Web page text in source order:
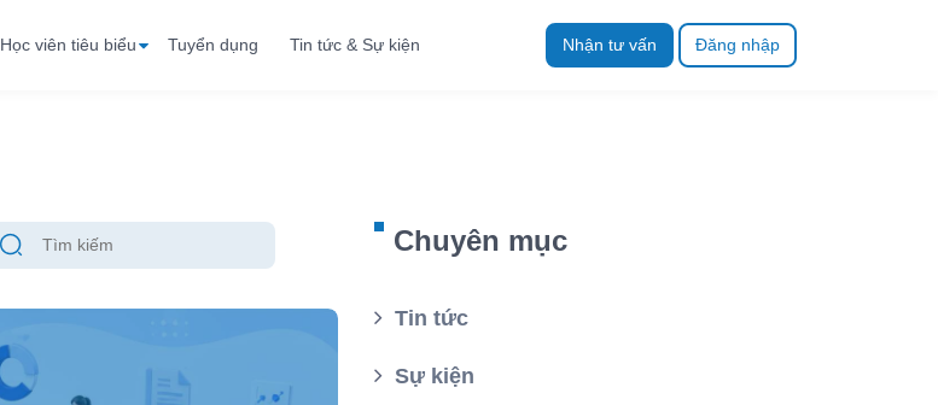
Học viên tiêu biểu Tuyển dụng Tin tức & Sự kiện Nhận tư vấn Đăng nhập
Chuyên mục
Tin tức
Sự kiện